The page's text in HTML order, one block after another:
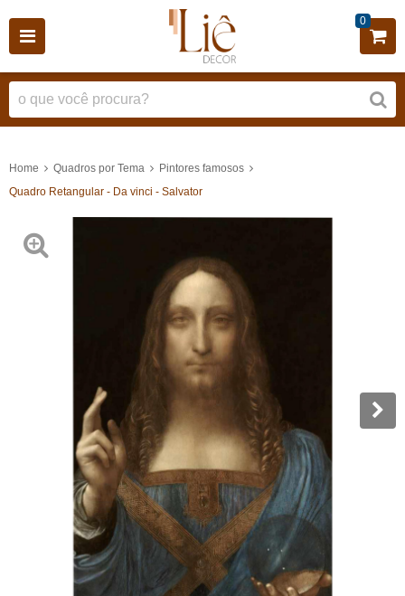
0
Home Quadros por Tema
Pintores famosos
Quadro Retangular - Da vinci - Salvator